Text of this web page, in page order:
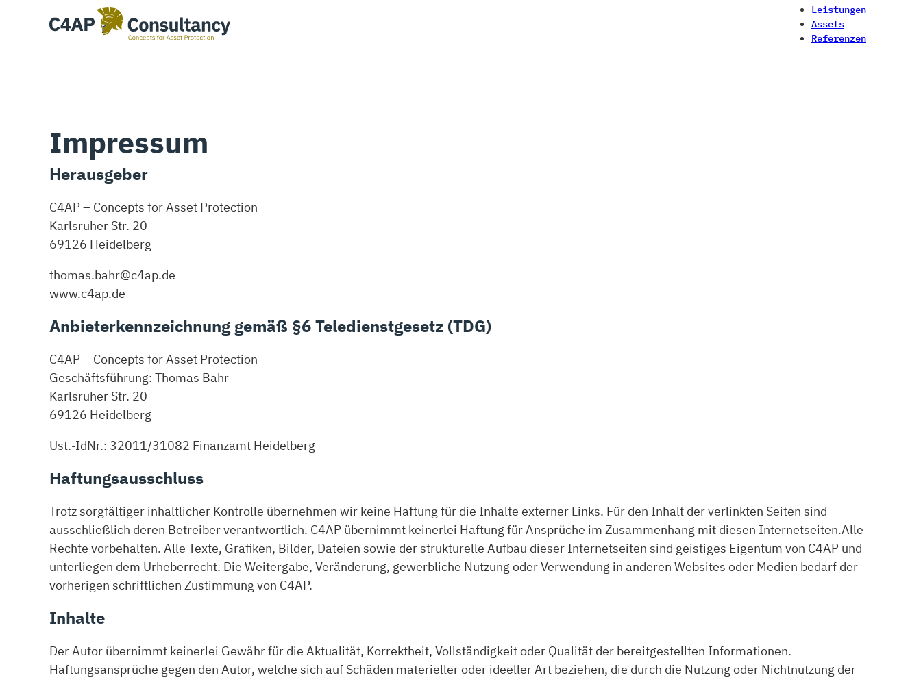
Zum Hauptinhalt springen
Zum Footer springen
Leistungen
Assets
Referenzen
Impressum
Herausgeber
C4AP – Concepts for Asset Protection
Karlsruher Str. 20
69126 Heidelberg
thomas.bahr@c4ap.de
www.c4ap.de
Anbieterkennzeichnung gemäß §6 Teledienstgesetz (TDG)
C4AP – Concepts for Asset Protection
Geschäftsführung: Thomas Bahr
Karlsruher Str. 20
69126 Heidelberg
Ust.-IdNr.: 32011/31082 Finanzamt Heidelberg
Haftungsausschluss
Trotz sorgfältiger inhaltlicher Kontrolle übernehmen wir keine Haftung für die Inhalte externer Links. Für den Inhalt der verlinkten Seiten sind
ausschließlich deren Betreiber verantwortlich. C4AP übernimmt keinerlei Haftung für Ansprüche im Zusammenhang mit diesen Internetseiten.Alle
Rechte vorbehalten. Alle Texte, Grafiken, Bilder, Dateien sowie der strukturelle Aufbau dieser Internetseiten sind geistiges Eigentum von C4AP und
unterliegen dem Urheberrecht. Die Weitergabe, Veränderung, gewerbliche Nutzung oder Verwendung in anderen Websites oder Medien bedarf der
vorherigen schriftlichen Zustimmung von C4AP.
Inhalte
Der Autor übernimmt keinerlei Gewähr für die Aktualität, Korrektheit, Vollständigkeit oder Qualität der bereitgestellten Informationen.
Haftungsansprüche gegen den Autor, welche sich auf Schäden materieller oder ideeller Art beziehen, die durch die Nutzung oder Nichtnutzung der